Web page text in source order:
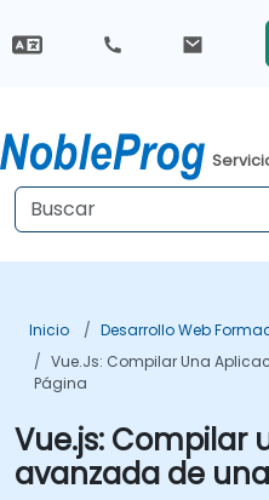
Inicio
Desarrollo Web
Vue.js: Compilar Una
Página
Vue.js: Compilar
avanzada de